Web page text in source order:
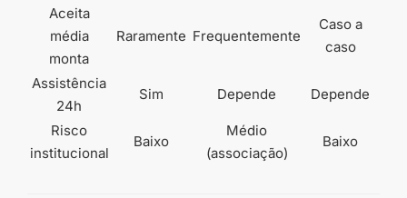
Aceita
média
monta
Raramente Frequentemente
Caso a
caso
Assistência
24h
Sim Depende Depende
Risco
institucional
Baixo
Médio
(associação)
Baixo